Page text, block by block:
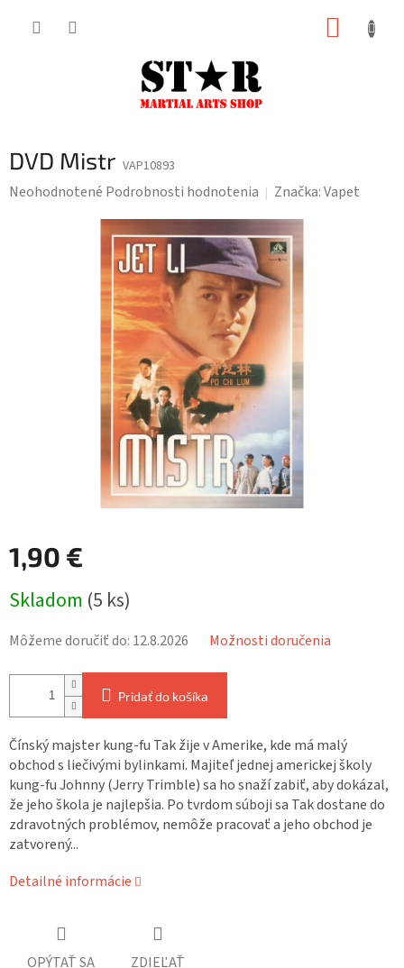
DVD Mistr VAP10893
Priemerné
Neohodnotené Podrobnosti hodnotenia Značka:Vapet
1,90 €
cena:
Skladom (5 ks)
Môžeme doručiť do: 12.8.2026 Možnosti doručenia
Pridať do košíka
Čínský majster kung-fu Tak žije v Amerike, kde má malý
obchod s liečivými bylinkami. Majiteľ jednej americkej školy
kung-fu Johnny (Jerry Trimble) sa ho snaží zabiť, aby dokázal,
že jeho škola je najlepšia. Po tvrdom súboji sa Tak dostane do
zdravotných problémov, nemôže pracovať a jeho obchod je
zatvorený...
Detailné informácie
OPÝTAŤ SA ZDIEĽAŤ